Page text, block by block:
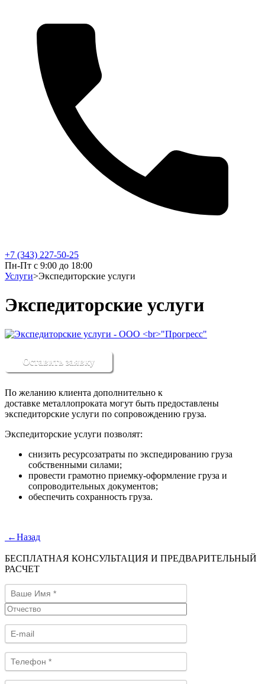
+7 (343) 227-50-25
Пн-Пт с 9:00 до 18:00
Услуги>Экспедиторские услуги
Экспедиторские услуги
Оставить заявку
По желанию клиента дополнительно к
доставке металлопроката могут быть предоставлены
экспедиторские услуги по сопровождению груза.
Экспедиторские услуги позволят:
снизить ресурсозатраты по экспедированию груза
собственными силами;
провести грамотно приемку-оформление груза и
сопроводительных документов;
обеспечить сохранность груза.
←Назад
БЕСПЛАТНАЯ КОНСУЛЬТАЦИЯ И ПРЕДВАРИТЕЛЬНЫЙ
РАСЧЕТ